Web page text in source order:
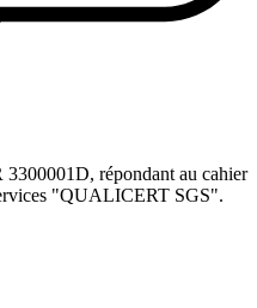
répondant au cahier
"QUALICERT SGS".